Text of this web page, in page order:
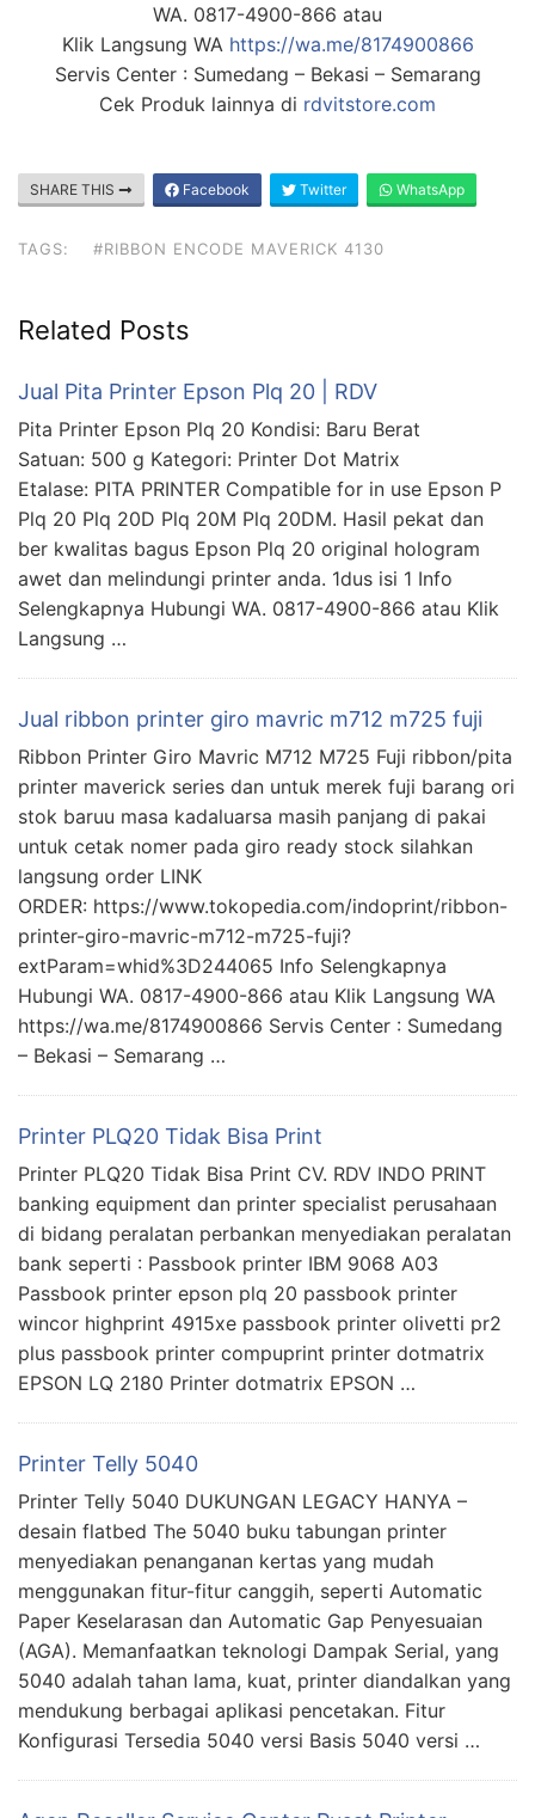
WA. 0817-4900-866 atau
Klik Langsung WA https://wa.me/8174900866
Servis Center : Sumedang – Bekasi – Semarang
Cek Produk lainnya di rdvitstore.com
SHARE THIS Facebook Twitter WhatsApp
TAGS: #RIBBON ENCODE MAVERICK 4130
Related Posts
Jual Pita Printer Epson Plq 20 | RDV
Pita Printer Epson Plq 20 Kondisi: Baru Berat
Satuan: 500 g Kategori: Printer Dot Matrix
Etalase: PITA PRINTER Compatible for in use Epson P
Plq 20 Plq 20D Plq 20M Plq 20DM. Hasil pekat dan
ber kwalitas bagus Epson Plq 20 original hologram
awet dan melindungi printer anda. 1dus isi 1 Info
Selengkapnya Hubungi WA. 0817-4900-866 atau Klik
Langsung …
Jual ribbon printer giro mavric m712 m725 fuji
Ribbon Printer Giro Mavric M712 M725 Fuji ribbon/pita
printer maverick series dan untuk merek fuji barang ori
stok baruu masa kadaluarsa masih panjang di pakai
untuk cetak nomer pada giro ready stock silahkan
langsung order LINK
ORDER: https://www.tokopedia.com/indoprint/ribbon-
printer-giro-mavric-m712-m725-fuji?
extParam=whid%3D244065 Info Selengkapnya
Hubungi WA. 0817-4900-866 atau Klik Langsung WA
https://wa.me/8174900866 Servis Center : Sumedang
– Bekasi – Semarang …
Printer PLQ20 Tidak Bisa Print
Printer PLQ20 Tidak Bisa Print CV. RDV INDO PRINT
banking equipment dan printer specialist perusahaan
di bidang peralatan perbankan menyediakan peralatan
bank seperti : Passbook printer IBM 9068 A03
Passbook printer epson plq 20 passbook printer
wincor highprint 4915xe passbook printer olivetti pr2
plus passbook printer compuprint printer dotmatrix
EPSON LQ 2180 Printer dotmatrix EPSON …
Printer Telly 5040
Printer Telly 5040 DUKUNGAN LEGACY HANYA –
desain flatbed The 5040 buku tabungan printer
menyediakan penanganan kertas yang mudah
menggunakan fitur-fitur canggih, seperti Automatic
Paper Keselarasan dan Automatic Gap Penyesuaian
(AGA). Memanfaatkan teknologi Dampak Serial, yang
5040 adalah tahan lama, kuat, printer diandalkan yang
mendukung berbagai aplikasi pencetakan. Fitur
Konfigurasi Tersedia 5040 versi Basis 5040 versi …